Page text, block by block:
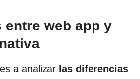
entre web app y
a analizar las diferencias